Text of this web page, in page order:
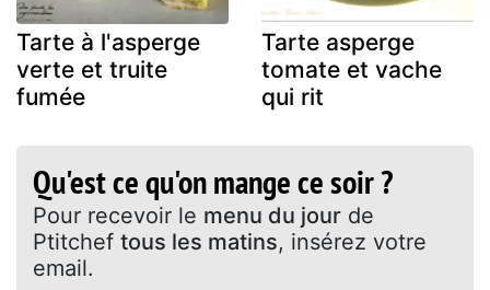
Tarte à l'asperge
verte et truite
fumée
Tarte asperge
tomate et vache
qui rit
Qu'est ce qu'on mange ce soir ?
Pour recevoir le menu du jour de
Ptitchef tous les matins, insérez votre
email.